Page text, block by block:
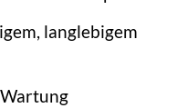
langlebigem